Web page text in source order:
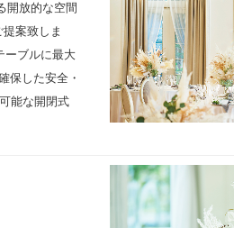
開放的な空間
案致しま
ブルに最大
保した安全・
能な開閉式